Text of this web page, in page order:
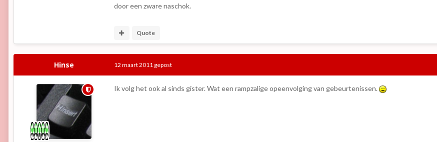
door een zware naschok.
Quote
Hinse 12 maart 2011 gepost
Ik volg het ook al sinds gister. Wat een rampzalige opeenvolging van gebeurtenissen.